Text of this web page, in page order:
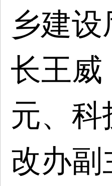
乡建
长王威
元、
改办副